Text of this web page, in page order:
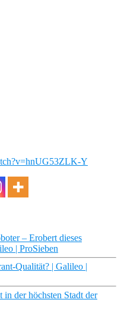
Y
– Erobert dieses
| ProSieben
Qualität? | Galileo |
in der höchsten Stadt der